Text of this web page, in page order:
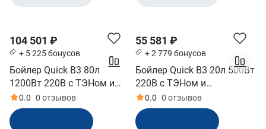
104 501 ₽
+ 5 225 бонусов
Бойлер Quick В3 80л
1200Вт 220В с ТЭНом и
теплообменником
(10257567)
0.0 0 отзывов
55 581 ₽
+ 2 779 бонусов
Бойлер Quick В3 20л 500Вт
220В с ТЭНом и
теплообменником
(10243912)
0.0 0 отзывов